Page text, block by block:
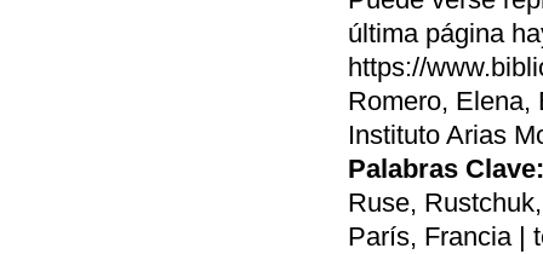
última página
https://
Romero, Elena,
Instituto Arias
Palabras Clave:
Ruse,
París, Francia |